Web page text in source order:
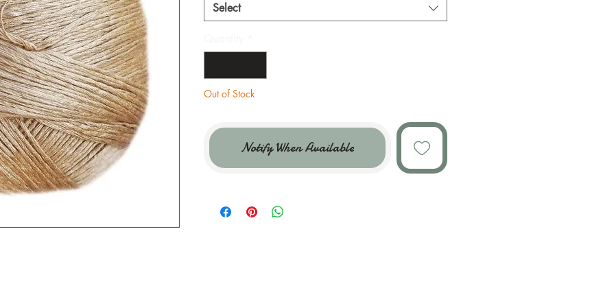
Select
Out of Stock
Notify When Available